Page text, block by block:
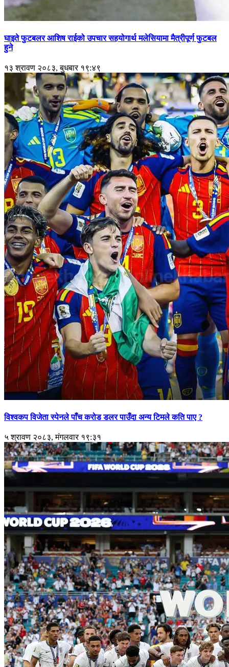
घाइते फुटबलर आशिष राईको उपचार सहयोगार्थ मलेसियामा मैत्रीपूर्ण फुटबल
हुने
१३ श्रावण २०८३, बुधबार १९:४९
विश्वकप विजेता स्पेनले पाँच करोड डलर पाउँदा अन्य टिमले कति पाए ?
५ श्रावण २०८३, मंगलवार १९:३१